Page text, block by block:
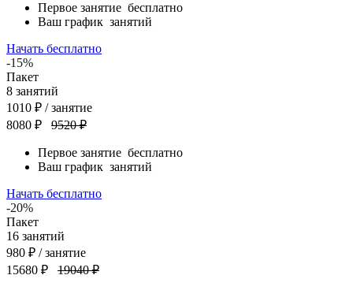
Первое занятие бесплатно
Ваш график занятий
Начать бесплатно
-15%
Пакет
8 занятий
1010 ₽ / занятие
8080 ₽
9520 ₽
Первое занятие бесплатно
Ваш график занятий
Начать бесплатно
-20%
Пакет
16 занятий
980 ₽ / занятие
15680 ₽
19040 ₽